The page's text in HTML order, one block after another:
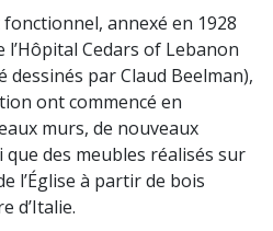
annexé en 1928
Cedars of Lebanon
par Claud Beelman),
ont commencé en
murs, de nouveaux
des meubles réalisés sur
l’Église à partir de bois
d’Italie.